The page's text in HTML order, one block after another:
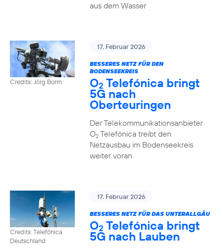
aus dem Wasser
Credits: Jörg Borm
17. Februar 2026
BESSERES NETZ FÜR DEN
BODENSEEKREIS
O2 Telefónica bringt
5G nach
Oberteuringen
Der Telekommunikationsanbieter
O2Telefónica treibt den
Netzausbau im Bodenseekreis
weiter voran
Credits: Telefónica
Deutschland
17. Februar 2026
BESSERES NETZ FÜR DAS UNTERALLGÄU
O2 Telefónica bringt
5G nach Lauben